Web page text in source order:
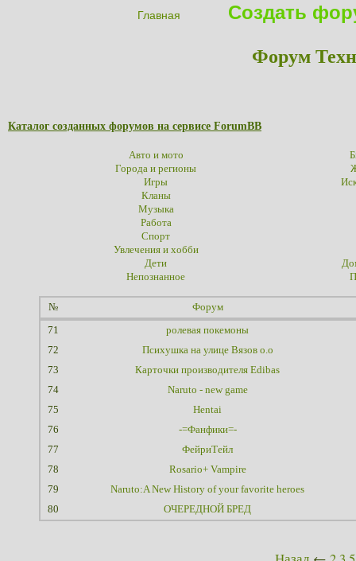
Главная Создать
Форум
Каталог созданных форумов на сервисе ForumBB
Авто и мото
Города и регионы
Игры
Кланы
Музыка
Работа
Спорт
Увлечения и хобби
Дети
Непознанное
№ Форум
71
ролевая покемоны
72
Психушка на улице Вязов о.о
73
Карточки производителя Edibas
74
Naruto - new game
75
Hentai
76
-=Фанфики=-
77
ФейриТейл
78
Rosario+ Vampire
79
Naruto:A New History of your favorite heroes
80
ОЧЕРЕДНОЙ БРЕД